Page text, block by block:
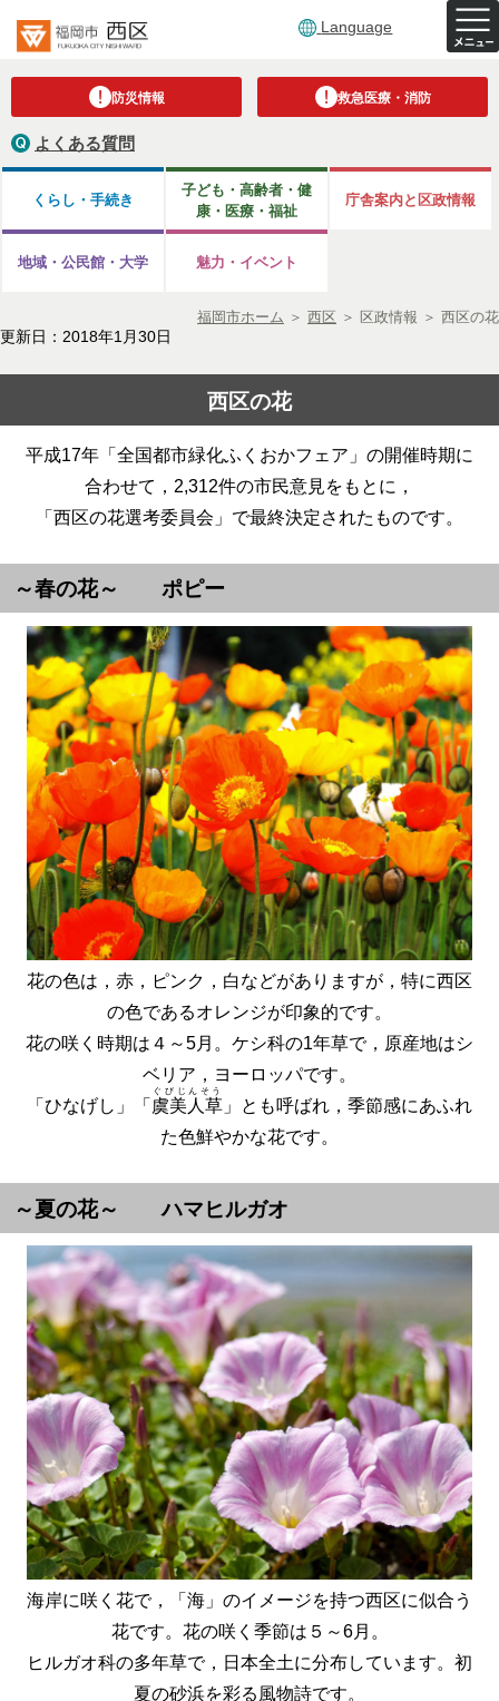
Language
防災情報 救急医療・消防
よくある質問
くらし・手続き
子ども・高齢者・健
康・医療・福祉
庁舎案内と区政情報
地域・公民館・大学 魅力・イベント
福岡市ホーム ＞ 西区 ＞ 区政情報 ＞ 西区の花
更新日：2018年1月30日
西区の花
平成17年「全国都市緑化ふくおかフェア」の開催時期に
合わせて，2,312件の市民意見をもとに，
「西区の花選考委員会」で最終決定されたものです。
～春の花～ ポピー
花の色は，赤，ピンク，白などがありますが，特に西区
の色であるオレンジが印象的です。
花の咲く時期は４～5月。ケシ科の1年草で，原産地はシ
ベリア，ヨーロッパです。
「ひなげし」「 虞美人草
ぐびじんそう
」とも呼ばれ，季節感にあふれ
た色鮮やかな花です。
～夏の花～ ハマヒルガオ
海岸に咲く花で，「海」のイメージを持つ西区に似合う
花です。花の咲く季節は５～6月。
ヒルガオ科の多年草で，日本全土に分布しています。初
夏の砂浜を彩る風物詩です。